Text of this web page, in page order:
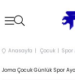
Anasayfa Çocuk Spor
Joma Çocuk Günlük Spor